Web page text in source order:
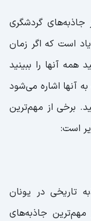
گردشگری
است که اگر زمان
همه آنها را ببینید
آنها اشاره می‌شود
برخی از مهم‌ترین
است:
تاریخی در یونان
جاذبه‌های